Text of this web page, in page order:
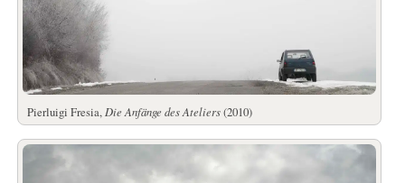
Pierluigi Fresia, Die Anfänge des Ateliers(2010)